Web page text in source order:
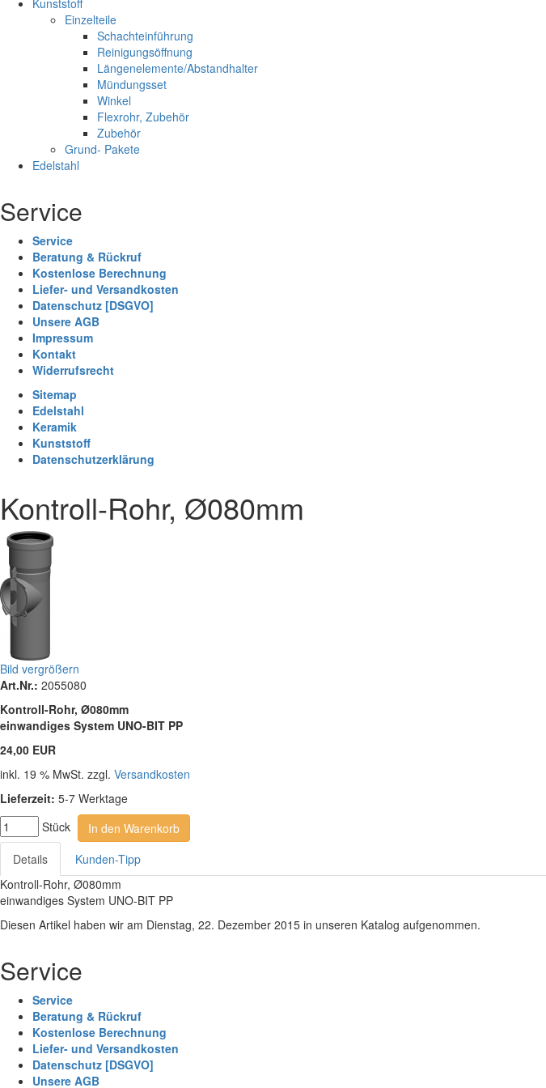
Kunststoff
Einzelteile
Schachteinführung
Reinigungsöffnung
Längenelemente/Abstandhalter
Mündungsset
Winkel
Flexrohr, Zubehör
Zubehör
Grund- Pakete
Edelstahl
Service
Service
Beratung & Rückruf
Kostenlose Berechnung
Liefer- und Versandkosten
Datenschutz [DSGVO]
Unsere AGB
Impressum
Kontakt
Widerrufsrecht
Sitemap
Edelstahl
Keramik
Kunststoff
Datenschutzerklärung
Kontroll-Rohr, Ø080mm
Bild vergrößern
Art.Nr.: 2055080
Kontroll-Rohr, Ø080mm
einwandiges System UNO-BIT PP
24,00 EUR
inkl. 19 % MwSt. zzgl. Versandkosten
Lieferzeit: 5-7 Werktage
Stück
In den Warenkorb
Details
Kunden-Tipp
Kontroll-Rohr, Ø080mm
einwandiges System UNO-BIT PP
Diesen Artikel haben wir am Dienstag, 22. Dezember 2015 in unseren Katalog aufgenommen.
Service
Service
Beratung & Rückruf
Kostenlose Berechnung
Liefer- und Versandkosten
Datenschutz [DSGVO]
Unsere AGB